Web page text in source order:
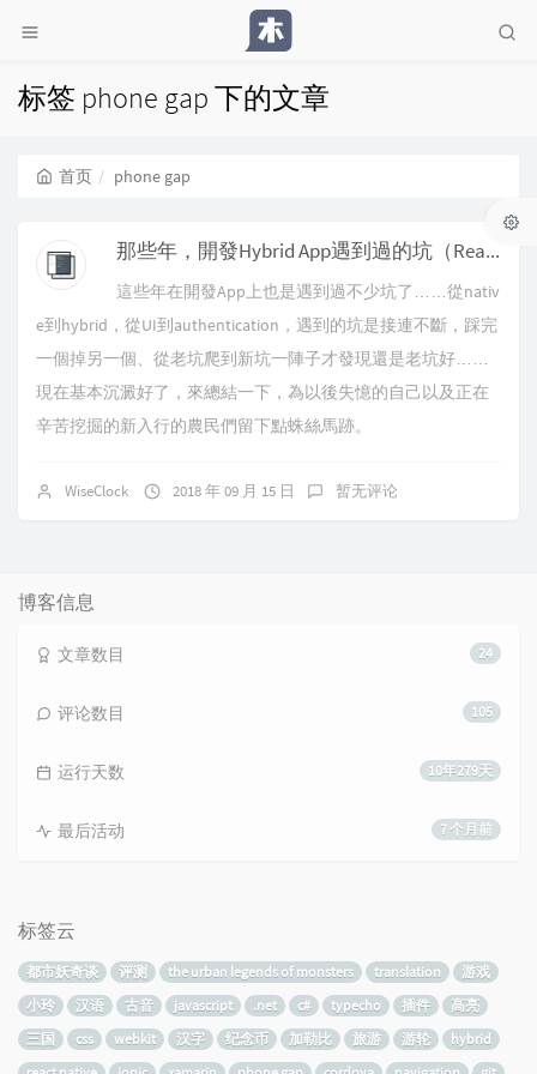
标签 phone gap 下的文章
首页 phone gap
那些年，開發Hybrid App遇到過的坑（React Native）
這些年在開發App上也是遇到過不少坑了……從nativ
e到hybrid，從UI到authentication，遇到的坑是接連不斷，踩完
一個掉另一個、從老坑爬到新坑一陣子才發現還是老坑好……
現在基本沉澱好了，來總結一下，為以後失憶的自己以及正在
辛苦挖掘的新入行的農民們留下點蛛絲馬跡。
WiseClock 2018 年 09 月 15 日 暂无评论
博客信息
24
文章数目
105
评论数目
10年279天
运行天数
7 个月前
最后活动
标签云
都市妖奇谈 评测 the urban legends of monsters translation
游戏
小玲
汉语 古音 javascript .net c# typecho 插件
高亮
三国
css webkit 汉字 纪念币 加勒比 旅游 游轮
hybrid